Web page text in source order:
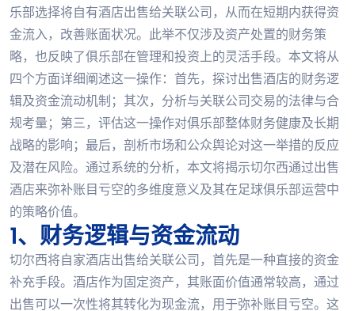
乐部选择将自有酒店出售给关联公司，从而在短期内获得资
金流入，改善账面状况。此举不仅涉及资产处置的财务策
略，也反映了俱乐部在管理和投资上的灵活手段。本文将从
四个方面详细阐述这一操作：首先，探讨出售酒店的财务逻
辑及资金流动机制；其次，分析与关联公司交易的法律与合
规考量；第三，评估这一操作对俱乐部整体财务健康及长期
战略的影响；最后，剖析市场和公众舆论对这一举措的反应
及潜在风险。通过系统的分析，本文将揭示切尔西通过出售
酒店来弥补账目亏空的多维度意义及其在足球俱乐部运营中
的策略价值。
1、财务逻辑与资金流动
切尔西将自家酒店出售给关联公司，首先是一种直接的资金
补充手段。酒店作为固定资产，其账面价值通常较高，通过
出售可以一次性将其转化为现金流，用于弥补账目亏空。这